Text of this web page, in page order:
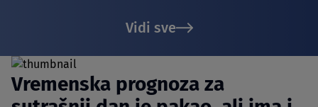
Vidi sve
Vremenska prognoza za